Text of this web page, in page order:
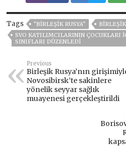
Tags "BIRLEŞIK RUSYA" BIRLEŞIK
SVO KATILIMCILARININ ÇOCUKLARI
SINIFLARI DÜZENLEDI
Previous
Birleşik Rusya’nın
Novosibirsk’te sakinlere
yönelik seyyar sağlık
muayenesi gerçekleştirildi